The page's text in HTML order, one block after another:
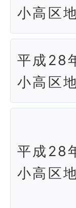
小高区
平成28
小高区
平成28
小高区